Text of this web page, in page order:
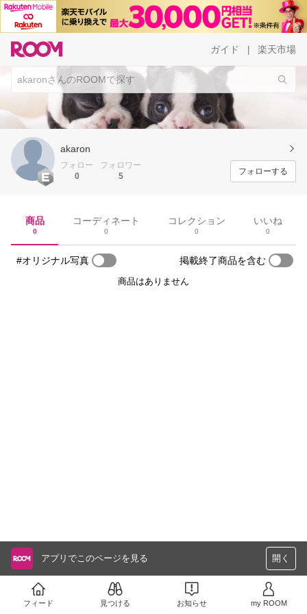
ガイド 楽天市場
akaron
フォロー
0
フォロワー
5
フォローする
商品
0
コーディネート
0
コレクション
0
いいね
0
#オリジナル写真 掲載終了商品を含む
商品はありません
アプリでこのページを見る 開く
フィード 見つける お知らせ my ROOM